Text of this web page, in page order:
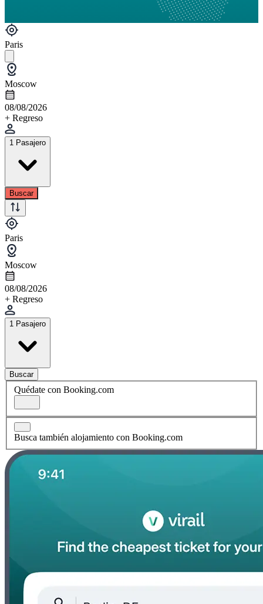
Paris
Moscow
08/08/2026
+ Regreso
1 Pasajero
Buscar
Paris
Moscow
08/08/2026
+ Regreso
1 Pasajero
Buscar
Quédate con Booking.com
Busca también alojamiento con Booking.com